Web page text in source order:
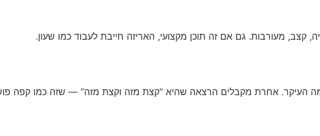
קצב, מעורבות. גם אם זה תוכן מקצועי, האריזה חייבת לעבוד כמו שעון.
העיקר. אחרת מקבלים הרצאה שהיא “קצת מזה וקצת מזה” — שזה כמו קפה